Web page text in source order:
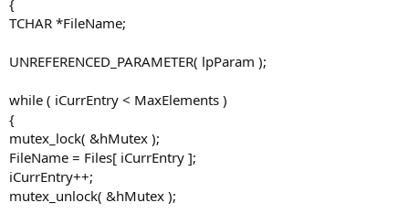
{
TCHAR *FileName;
UNREFERENCED_PARAMETER( lpParam );
while ( iCurrEntry < MaxElements )
{
mutex_lock( &hMutex );
FileName = Files[ iCurrEntry ];
iCurrEntry++;
mutex_unlock( &hMutex );